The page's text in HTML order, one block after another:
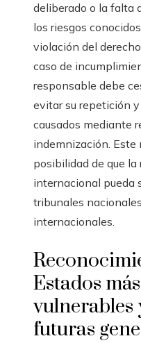
deliberado o la falta
los riesgos
violación del
caso de
responsable debe
evitar su repetición
causados mediante
indemnización. Este
posibilidad de que
internacional pueda
tribunales
internacionales.
Estados más
vulnerables
futuras